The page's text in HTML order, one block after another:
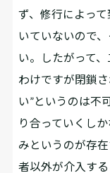
ず、修行によっ
いていないので
い。したがって
わけですが閉鎖
い”というのは不
り合っていくし
みというのが存
者以外が介入す